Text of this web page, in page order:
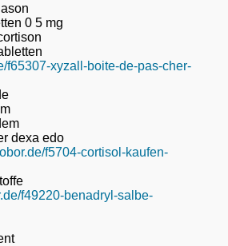
0 5 mg
f65307-xyzall-boite-de-pas-cher-
dexa edo
f5704-cortisol-kaufen-
f49220-benadryl-salbe-